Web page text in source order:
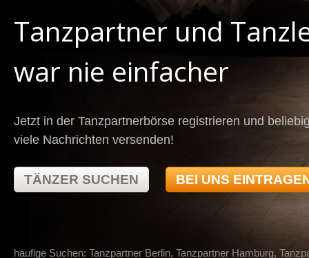
Tanzpartner und
war nie einfacher
Jetzt in der Tanzpartnerbörse registrieren und
viele Nachrichten versenden!
TÄNZER SUCHEN BEI UNS
häufige Suchen: Tanzpartner Berlin, Tanzpartner Hamburg,